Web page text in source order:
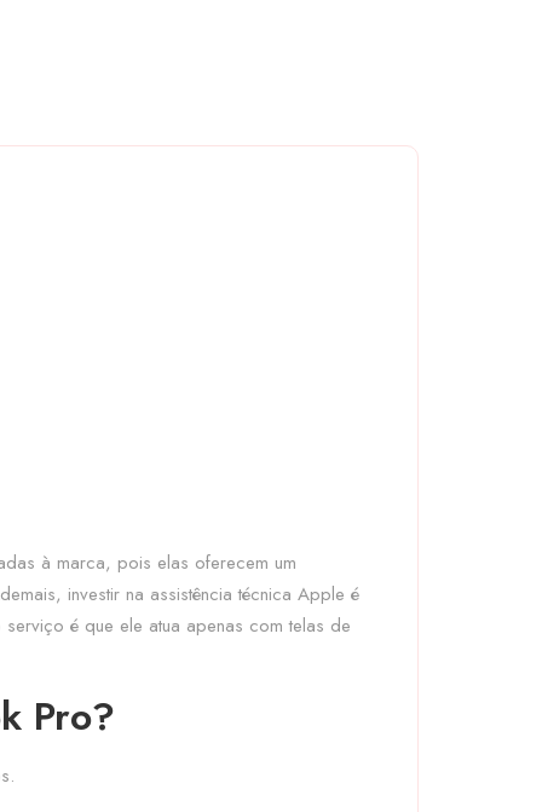
à marca, pois elas oferecem um
investir na assistência técnica Apple é
é que ele atua apenas com telas de
Pro?